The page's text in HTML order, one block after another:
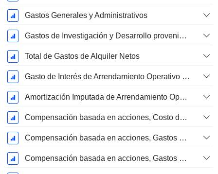
Gastos Generales y Administrativos
Gastos de Investigación y Desarrollo provenientes de las Notas al Pie de Página
Total de Gastos de Alquiler Netos
Gasto de Interés de Arrendamiento Operativo Imputado
Amortización Imputada de Arrendamiento Operativo
Compensación basada en acciones, Costo de los bienes vendidos (Total)
Compensación basada en acciones, Gastos de I+D (Total)
Compensación basada en acciones, Gastos de ventas y marketing (Total)